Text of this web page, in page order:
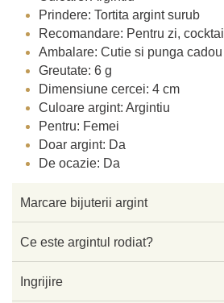
Prindere: Tortita argint surub
Recomandare: Pentru zi, cocktail
Ambalare: Cutie si punga cadou
Greutate: 6 g
Dimensiune cercei: 4 cm
Culoare argint: Argintiu
Pentru: Femei
Doar argint: Da
De ocazie: Da
Marcare bijuterii argint
Ce este argintul rodiat?
Ingrijire